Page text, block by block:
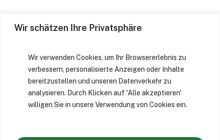
Wir schätzen Ihre Privatsphäre
Wir verwenden Cookies, um Ihr Browsererlebnis zu
verbessern, personalisierte Anzeigen oder Inhalte
bereitzustellen und unseren Datenverkehr zu
analysieren. Durch Klicken auf 'Alle akzeptieren'
willigen Sie in unsere Verwendung von Cookies ein.